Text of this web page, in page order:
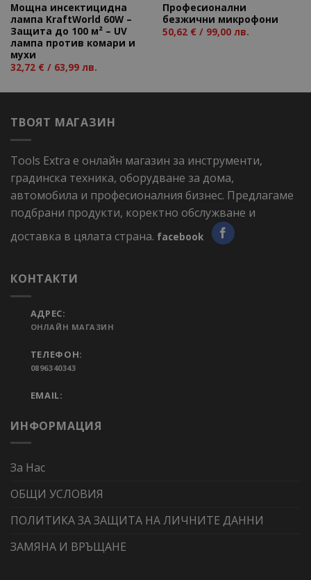
Мощна инсектицидна
лампа KraftWorld 60W –
Защита до 100 м² – UV
лампа против комари и
мухи
32,72 € / 63,99 лв.
Професионални
безжични микрофони
50,62 € / 99,00 лв.
ТВОЯТ МАГАЗИН
Tools Extra е онлайн магазин за инструменти,
градинска техника, оборудване за дома,
автомобила и професионалния бизнес. Предлагаме
подбрани продукти, коректно обслужване и
доставка в цялата страна. facebook
КОНТАКТИ
АДРЕС:
ОНЛАЙН МАГАЗИН
ТЕЛЕФОН:
0896340343
EMAIL:
ИНФОРМАЦИЯ
За Нас
ОБЩИ УСЛОВИЯ
ПОЛИТИКА ЗА ЗАЩИТА НА ЛИЧНИТЕ ДАННИ
ЗАМЯНА И ВРЪЩАНЕ